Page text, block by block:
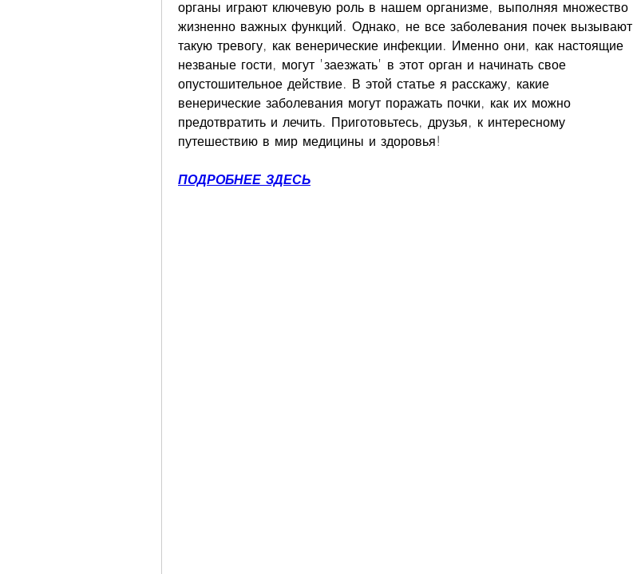
органы играют ключевую роль в нашем организме, выполняя множество
жизненно важных функций. Однако, не все заболевания почек вызывают
такую тревогу, как венерические инфекции. Именно они, как настоящие
незваные гости, могут 'заезжать' в этот орган и начинать свое
опустошительное действие. В этой статье я расскажу, какие
венерические заболевания могут поражать почки, как их можно
предотвратить и лечить. Приготовьтесь, друзья, к интересному
путешествию в мир медицины и здоровья!
ПОДРОБНЕЕ ЗДЕСЬ